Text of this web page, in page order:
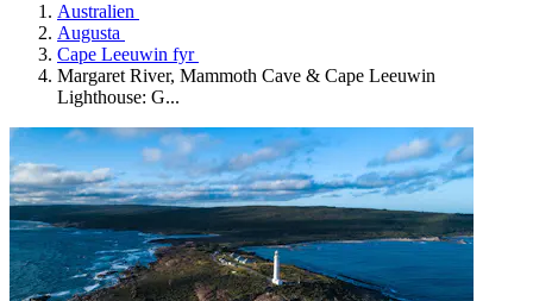
Australien
Augusta
Cape Leeuwin fyr
Margaret River, Mammoth Cave & Cape Leeuwin
Lighthouse: G...